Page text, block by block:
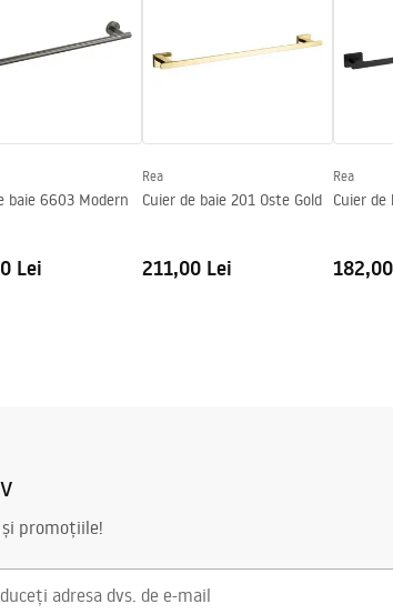
baie 6603 Modern
Lei
Rea
Cuier de baie 201 Oste Gold
211,00 Lei
Rea
Cuier de
promoțiile!